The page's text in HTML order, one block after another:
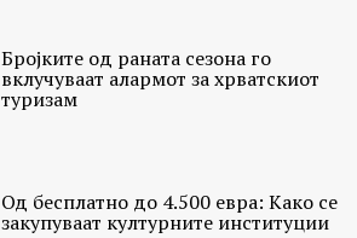
Бројките од раната сезона го
вклучуваат алармот за хрватскиот
туризам
Од бесплатно до 4.500 евра: Како се
закупуваат културните институции